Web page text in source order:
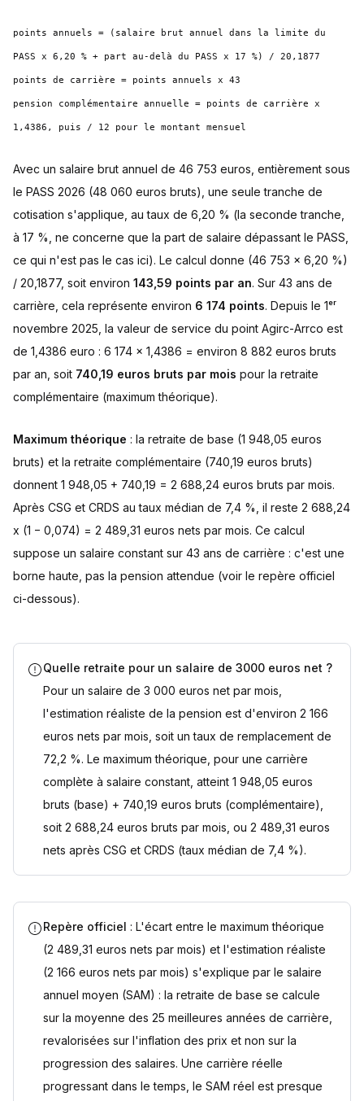
points annuels = (salaire brut annuel dans la limite du
PASS x 6,20 % + part au-delà du PASS x 17 %) / 20,1877
points de carrière = points annuels x 43
pension complémentaire annuelle = points de carrière x
1,4386, puis / 12 pour le montant mensuel
Avec un salaire brut annuel de 46 753 euros, entièrement sous
le PASS 2026 (48 060 euros bruts), une seule tranche de
cotisation s'applique, au taux de 6,20 % (la seconde tranche,
à 17 %, ne concerne que la part de salaire dépassant le PASS,
ce qui n'est pas le cas ici). Le calcul donne (46 753 x 6,20 %)
/ 20,1877, soit environ 143,59 points par an. Sur 43 ans de
carrière, cela représente environ 6 174 points. Depuis le 1ᵉʳ
novembre 2025, la valeur de service du point Agirc-Arrco est
de 1,4386 euro : 6 174 x 1,4386 = environ 8 882 euros bruts
par an, soit 740,19 euros bruts par mois pour la retraite
complémentaire (maximum théorique).
Maximum théorique : la retraite de base (1 948,05 euros
bruts) et la retraite complémentaire (740,19 euros bruts)
donnent 1 948,05 + 740,19 = 2 688,24 euros bruts par mois.
Après CSG et CRDS au taux médian de 7,4 %, il reste 2 688,24
x (1 − 0,074) = 2 489,31 euros nets par mois. Ce calcul
suppose un salaire constant sur 43 ans de carrière : c'est une
borne haute, pas la pension attendue (voir le repère officiel
ci-dessous).
Quelle retraite pour un salaire de 3000 euros net ?
Pour un salaire de 3 000 euros net par mois,
l'estimation réaliste de la pension est d'environ 2 166
euros nets par mois, soit un taux de remplacement de
72,2 %. Le maximum théorique, pour une carrière
complète à salaire constant, atteint 1 948,05 euros
bruts (base) + 740,19 euros bruts (complémentaire),
soit 2 688,24 euros bruts par mois, ou 2 489,31 euros
nets après CSG et CRDS (taux médian de 7,4 %).
Repère officiel : L'écart entre le maximum théorique
(2 489,31 euros nets par mois) et l'estimation réaliste
(2 166 euros nets par mois) s'explique par le salaire
annuel moyen (SAM) : la retraite de base se calcule
sur la moyenne des 25 meilleures années de carrière,
revalorisées sur l'inflation des prix et non sur la
progression des salaires. Une carrière réelle
progressant dans le temps, le SAM réel est presque